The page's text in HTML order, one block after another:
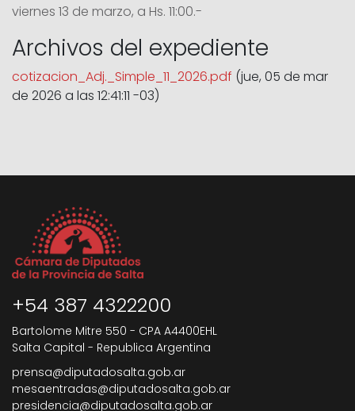
viernes 13 de marzo, a Hs. 11:00.-
Archivos del expediente
cotizacion_Adj._Simple_11_2026.pdf (jue, 05 de mar
de 2026 a las 12:41:11 -03)
+54 387 4322200
Bartolome Mitre 550 - CPA A4400EHL
Salta Capital - Republica Argentina
prensa@diputadosalta.gob.ar
mesaentradas@diputadosalta.gob.ar
presidencia@diputadosalta.gob.ar